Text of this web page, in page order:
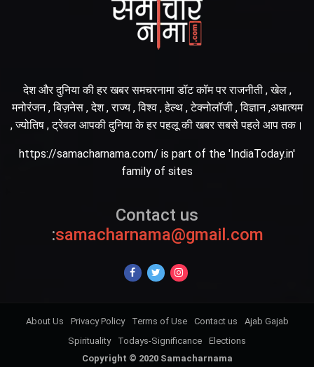
देश और दुनिया की हर खबर समचरनामा डॉट कॉम पर राजनीती , खेल ,
मनोरंजन , बिज़नेस , देश , राज्य , विश्व , हेल्थ , टेक्नोलॉजी , विज्ञान ,अधात्यम
, ज्योतिष , ट्रेवल आपकी दुनिया के हर पहलू की खबर सबसे पहले आप तक।
https://samacharnama.com/ is part of the 'IndiaToday.in'
family of sites
Contact us
:samacharnama@gmail.com
Copyright © 2020 Samacharnama
About Us Privacy Policy Terms of Use Contact us
Ajab Gajab
Spirituality
Todays-Significance Elections